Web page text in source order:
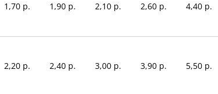
1,70 р. 1,90 р. 2,10 р. 2,60 р. 4,40 р.
2,20 р. 2,40 р. 3,00 р. 3,90 р. 5,50 р.